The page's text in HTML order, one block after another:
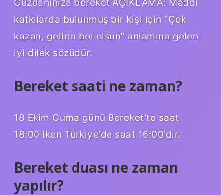
Cüzdanınıza bereket AÇIKLAMA: Maddi
katkılarda bulunmuş bir kişi için “Çok
kazan, gelirin bol olsun” anlamına gelen
iyi dilek sözüdür.
Bereket saati ne zaman?
18 Ekim Cuma günü Bereket’te saat
18:00 iken Türkiye’de saat 16:00’dır.
Bereket duası ne zaman
yapılır?